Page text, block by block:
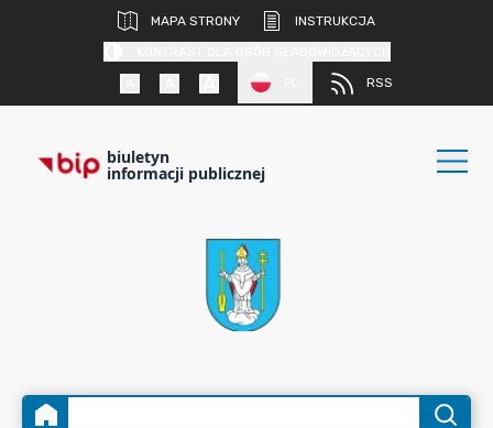
MAPA STRONY
INSTRUKCJA
RSS
biuletyn
informacji publicznej